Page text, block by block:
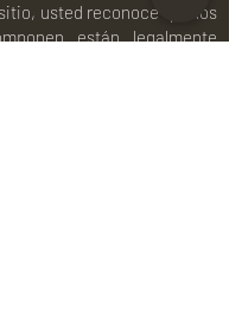
usted reconoce que los
están legalmente